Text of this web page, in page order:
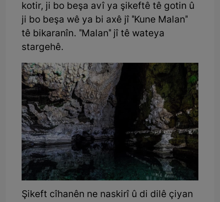
kotir, ji bo beşa avî ya şikeftê tê gotin û
ji bo beşa wê ya bi axê jî "Kune Malan"
tê bikaranîn. "Malan" jî tê wateya
stargehê.
Şikeft cîhanên ne naskirî û di dilê çiyan